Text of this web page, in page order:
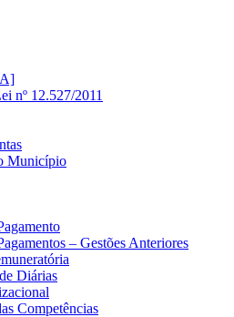
nº 12.527/2011
Município
– Gestões Anteriores
Diárias
Competências